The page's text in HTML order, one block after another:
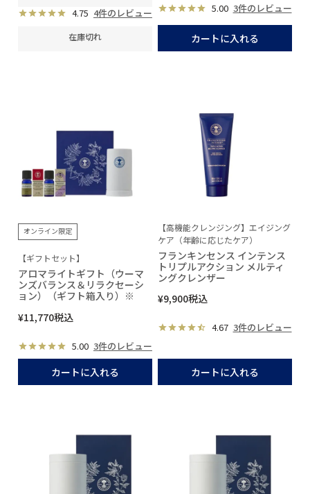
4.75 4件のレビュー
在庫切れ
5.00 3件のレビュー
カートに入れる
オンライン限定
【ギフトセット】
アロマライトギフト（ウーマ
ンズバランス＆リラクセーシ
ョン）（ギフト箱入り）※
¥11,770税込
5.00 3件のレビュー
カートに入れる
【高機能クレンジング】エイジング
ケア（年齢に応じたケア）
フランキンセンス インテンス
トリプルアクション メルティ
ングクレンザー
¥9,900税込
4.67 3件のレビュー
カートに入れる